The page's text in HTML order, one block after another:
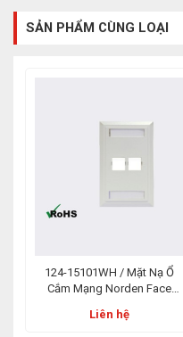
SẢN PHẨM CÙNG LOẠI
124-15101WH / Mặt Nạ Ổ
Cắm Mạng Norden Face
Liên hệ